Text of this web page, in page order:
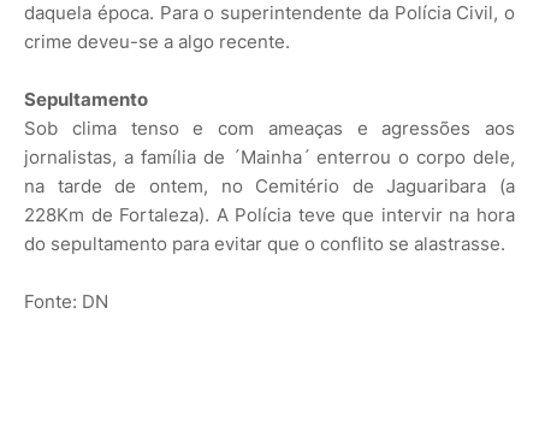
daquela época. Para o superintendente da Polícia Civil, o
crime deveu-se a algo recente.
Sepultamento
Sob clima tenso e com ameaças e agressões aos
jornalistas, a família de ´Mainha´ enterrou o corpo dele,
na tarde de ontem, no Cemitério de Jaguaribara (a
228Km de Fortaleza). A Polícia teve que intervir na hora
do sepultamento para evitar que o conflito se alastrasse.
Fonte: DN